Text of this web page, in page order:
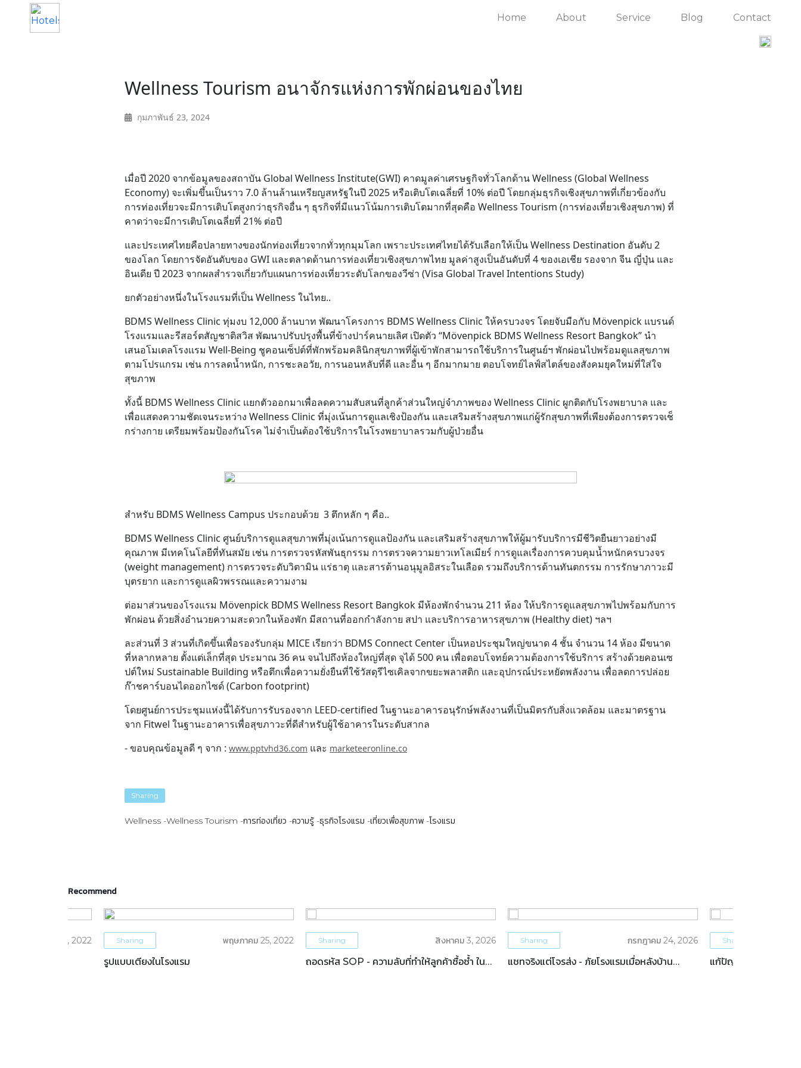
Home About Service Blog Contact
Wellness Tourism อนาจักรแห่งการพักผ่อนของไทย
กุมภาพันธ์ 23, 2024
เมื่อปี 2020 จากข้อมูลของสถาบัน Global Wellness Institute(GWI) คาดมูลค่าเศรษฐกิจทั่วโลกด้าน Wellness (Global Wellness
Economy) จะเพิ่มขึ้นเป็นราว 7.0 ล้านล้านเหรียญสหรัฐในปี 2025 หรือเติบโตเฉลี่ยที่ 10% ต่อปี โดยกลุ่มธุรกิจเชิงสุขภาพที่เกี่ยวข้องกับ
การท่องเที่ยวจะมีการเติบโตสูงกว่าธุรกิจอื่น ๆ ธุรกิจที่มีแนวโน้มการเติบโตมากที่สุดคือ Wellness Tourism (การท่องเที่ยวเชิงสุขภาพ) ที่
คาดว่าจะมีการเติบโตเฉลี่ยที่ 21% ต่อปี
และประเทศไทยคือปลายทางของนักท่องเที่ยวจากทั่วทุกมุมโลก เพราะประเทศไทยได้รับเลือกให้เป็น Wellness Destination อันดับ 2
ของโลก โดยการจัดอันดับของ GWI และตลาดด้านการท่องเที่ยวเชิงสุขภาพไทย มูลค่าสูงเป็นอันดับที่ 4 ของเอเชีย รองจาก จีน ญี่ปุ่น และ
อินเดีย ปี 2023 จากผลสำรวจเกี่ยวกับแผนการท่องเที่ยวระดับโลกของวีซ่า (Visa Global Travel Intentions Study)
ยกตัวอย่างหนึ่งในโรงแรมที่เป็น Wellness ในไทย..
BDMS Wellness Clinic ทุ่มงบ 12,000 ล้านบาท พัฒนาโครงการ BDMS Wellness Clinic ให้ครบวงจร โดยจับมือกับ Mövenpick แบรนด์
โรงแรมและรีสอร์ตสัญชาติสวิส พัฒนาปรับปรุงพื้นที่ข้างปาร์คนายเลิศ เปิดตัว “Mövenpick BDMS Wellness Resort Bangkok” นำ
เสนอโมเดลโรงเเรม Well-Being ชูคอนเซ็ปต์ที่พักพร้อมคลินิกสุขภาพที่ผู้เข้าพักสามารถใช้บริการในศูนย์ฯ พักผ่อนไปพร้อมดูแลสุขภาพ
ตามโปรแกรม เช่น การลดน้ำหนัก, การชะลอวัย, การนอนหลับที่ดี เเละอื่น ๆ อีกมากมาย ตอบโจทย์ไลฟ์สไตล์ของสังคมยุคใหม่ที่ใส่ใจ
สุขภาพ
ทั้งนี้ BDMS Wellness Clinic เเยกตัวออกมาเพื่อลดความสับสนที่ลูกค้าส่วนใหญ่จำภาพของ Wellness Clinic ผูกติดกับโรงพยาบาล และ
เพื่อแสดงความชัดเจนระหว่าง Wellness Clinic ที่มุ่งเน้นการดูแลเชิงป้องกัน และเสริมสร้างสุขภาพแก่ผู้รักสุขภาพที่เพียงต้องการตรวจเช็
กร่างกาย เตรียมพร้อมป้องกันโรค ไม่จำเป็นต้องใช้บริการในโรงพยาบาลรวมกับผู้ป่วยอื่น
สำหรับ BDMS Wellness Campus ประกอบด้วย 3 ตึกหลัก ๆ คือ..
BDMS Wellness Clinic ศูนย์บริการดูแลสุขภาพที่มุ่งเน้นการดูแลป้องกัน และเสริมสร้างสุขภาพให้ผู้มารับบริการมีชีวิตยืนยาวอย่างมี
คุณภาพ มีเทคโนโลยีที่ทันสมัย เช่น การตรวจรหัสพันธุกรรม การตรวจความยาวเทโลเมียร์ การดูแลเรื่องการควบคุมน้ำหนักครบวงจร
(weight management) การตรวจระดับวิตามิน แร่ธาตุ และสารต้านอนุมูลอิสระในเลือด รวมถึงบริการด้านทันตกรรม การรักษาภาวะมี
บุตรยาก และการดูแลผิวพรรณและความงาม
ต่อมาส่วนของโรงแรม Mövenpick BDMS Wellness Resort Bangkok มีห้องพักจำนวน 211 ห้อง ให้บริการดูแลสุขภาพไปพร้อมกับการ
พักผ่อน ด้วยสิ่งอำนวยความสะดวกในห้องพัก มีสถานที่ออกกำลังกาย สปา และบริการอาหารสุขภาพ (Healthy diet) ฯลฯ
ละส่วนที่ 3 ส่วนที่เกิดขึ้นเพื่อรองรับกลุ่ม MICE เรียกว่า BDMS Connect Center เป็นหอประชุมใหญ่ขนาด 4 ชั้น จำนวน 14 ห้อง มีขนาด
ที่หลากหลาย ตั้งแต่เล็กที่สุด ประมาณ 36 คน จนไปถึงห้องใหญ่ที่สุด จุได้ 500 คน เพื่อตอบโจทย์ความต้องการใช้บริการ สร้างด้วยคอนเซ
ปต์ใหม่ Sustainable Building หรือตึกเพื่อความยั่งยืนที่ใช้วัสดุรีไซเคิลจากขยะพลาสติก และอุปกรณ์ประหยัดพลังงาน เพื่อลดการปล่อย
ก๊าชคาร์บอนไดออกไซด์ (Carbon footprint)
โดยศูนย์การประชุมแห่งนี้ได้รับการรับรองจาก LEED-certified ในฐานะอาคารอนุรักษ์พลังงานที่เป็นมิตรกับสิ่งแวดล้อม และมาตรฐาน
จาก Fitwel ในฐานะอาคารเพื่อสุขภาวะที่ดีสำหรับผู้ใช้อาคารในระดับสากล
- ขอบคุณข้อมูลดี ๆ จาก : www.pptvhd36.com และ marketeeronline.co
Sharing
Wellness Wellness Tourism การท่องเที่ยว ความรู้ ธุรกิจโรงแรม เที่ยวเพื่อสุขภาพ โรงแรม
Recommend
มิถุนายน 1, 2022 Sharing พฤษภาคม 25, 2022
รูปแบบเตียงในโรงแรม
Sharing สิงหาคม 3, 2026
ถอดรหัส SOP - ความลับที่ทำให้ลูกค้าซื้อซ้ำ ใน
Sharing กรกฎาคม 24, 2026
แชทจริงแต่โจรส่ง - ภัยโรงแรมเมื่อหลังบ้าน
Sharing
แก้ปัญหา ‘ทำคอนเทน